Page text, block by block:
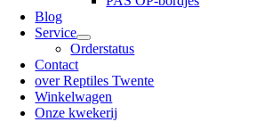
Blog
Service
Orderstatus
Contact
over Reptiles Twente
Winkelwagen
Onze kwekerij